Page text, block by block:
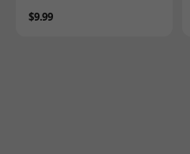
Price
$9.99